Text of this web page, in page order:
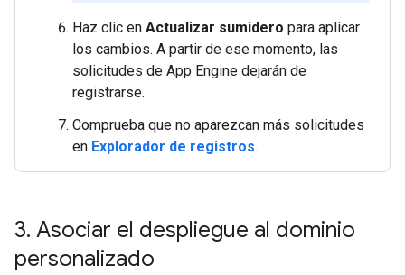
Haz clic en Actualizar sumidero para aplicar
los cambios. A partir de ese momento, las
solicitudes de App Engine dejarán de
registrarse.
Comprueba que no aparezcan más solicitudes
en Explorador de registros.
3. Asociar el despliegue al dominio
personalizado